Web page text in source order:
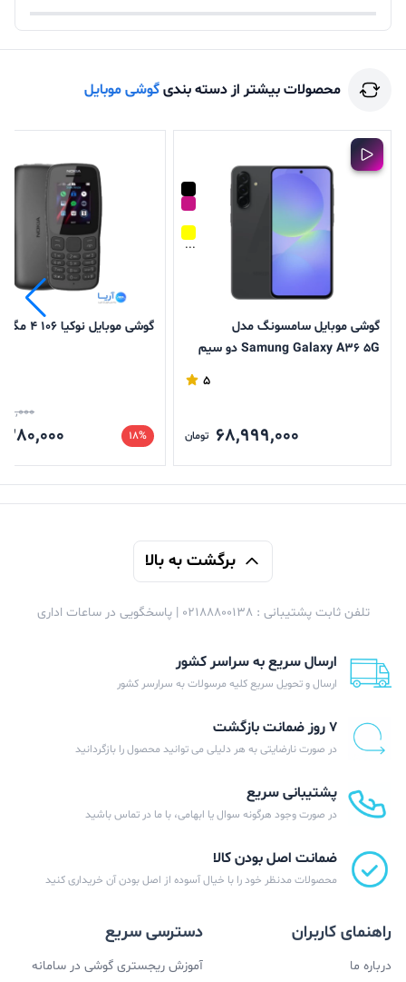
محصولات بیشتر از دسته بندیگوشی موبایل
...
گوشی موبایل سامسونگ مدل
Samung Galaxy A36 5G دو سیم
5
68,999,000 تومان
گوشی موبایل نوکیا 106 4 مگابایت
18%
برگشت به بالا
تلفن ثابت پشتیبانی : 02188800138 | پاسخگویی در ساعات اداری
ارسال سریع به سراسر کشور
ارسال و تحویل سریع کلیه مرسولات به سرارسر کشور
۷ روز ضمانت بازگشت
در صورت نارضایتی به هر دلیلی می توانید محصول را بازگردانید
پشتیبانی سریع
در صورت وجود هرگونه سوال یا ابهامی، با ما در تماس باشید
ضمانت اصل بودن کالا
محصولات مدنظر خود را با خیال آسوده از اصل بودن آن خریداری کنید
راهنمای کاربران
درباره ما
دسترسی سریع
آموزش ریجستری گوشی در سامانه